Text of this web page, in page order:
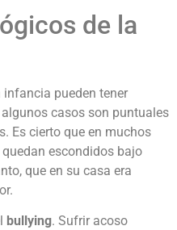
de la
pueden tener
algunos casos son puntuales
Es cierto que en muchos
escondidos bajo
que en su casa era
bullying. Sufrir acoso